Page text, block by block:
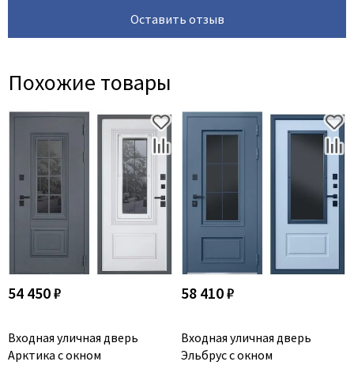
Оставить отзыв
Похожие товары
54 450 ₽
Входная уличная дверь
Арктика с окном
58 410 ₽
Входная уличная дверь
Эльбрус с окном